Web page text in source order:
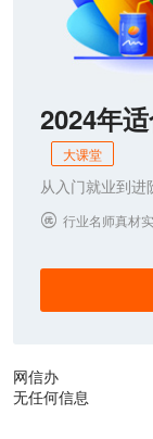
2024年
大课堂
从入门就业到进
 行业名师真材
网信办
无任何信息